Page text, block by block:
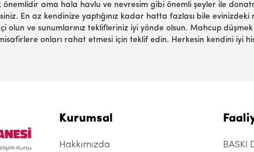
önemlidir ama hala havlu ve nevresim gibi önemli şeyler ile
En az kendinize yaptığınız kadar hatta fazlası bile evinizdeki
olun ve sunumlarınız teklifleriniz iyi yönde olsun. Mahcup
misafirlere onları rahat etmesi için teklif edin. Herkesin kendini iyi
Kurumsal
Hakkımızda
BASKI